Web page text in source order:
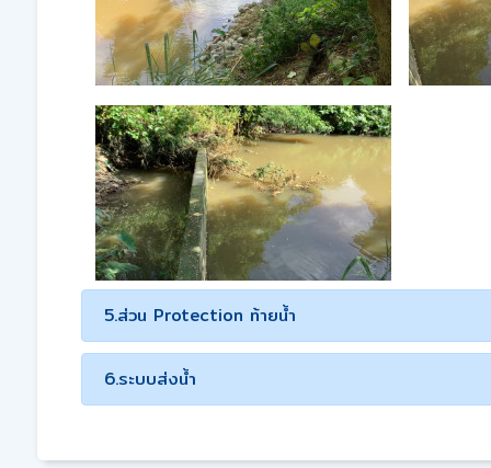
5.ส่วน Protection ท้ายน้ำ
6.ระบบส่งน้ำ